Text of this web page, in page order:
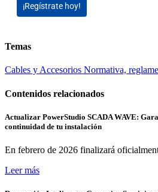
¡Regístrate hoy!
Temas
Cables y Accesorios Normativa,
Contenidos relacionados
Actualizar PowerStudio SCADA WAVE:
continuidad de tu instalación
En febrero de 2026 finalizará
Leer más